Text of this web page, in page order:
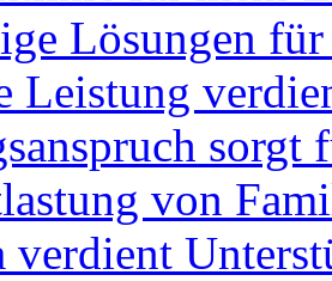
Lösungen
Leistung
von
verdient